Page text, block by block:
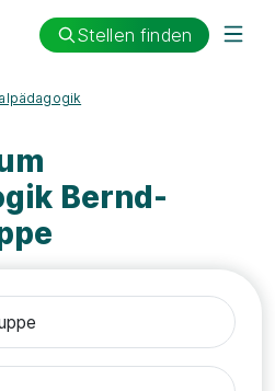
Stellen finden
Bernd-